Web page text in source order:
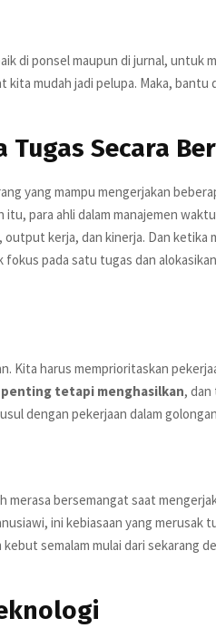
di ponsel maupun di jurnal, untuk
kita mudah jadi pelupa. Maka,
Secara
yang mampu mengerjakan
para ahli dalam manajemen
kerja, dan kinerja. Dan ketika
fokus pada satu tugas dan
Kita harus memprioritaskan
tetapi menghasilkan,
dengan pekerjaan dalam
merasa bersemangat saat
ini kebiasaan yang merusak
semalam mulai dari sekarang